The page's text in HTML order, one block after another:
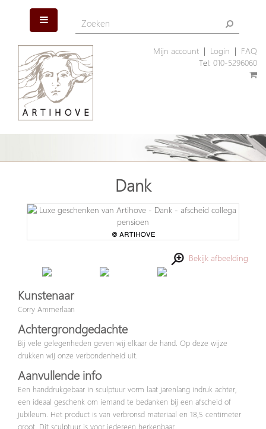
Mijn account| Login
FAQ
Tel: 010-5296060
Dank
Bekijk afbeelding
Kunstenaar
Corry Ammerlaan
Achtergrondgedachte
Bij vele gelegenheden geven wij elkaar de hand. Op deze wijze
drukken wij onze verbondenheid uit.
Aanvullende info
Een handdrukgebaar in sculptuur vorm laat jarenlang indruk achter,
een ideaal geschenk om iemand te bedanken bij een afscheid of
jubileum. Het product is van verbronsd materiaal en 18,5 centimeter
groot. Dit sculptuur is voor iedereen herkenbaar.